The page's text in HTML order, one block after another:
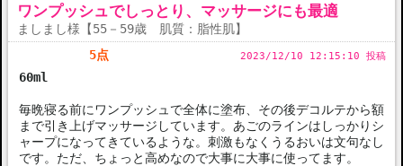
ワンプッシュでしっとり、マッサージにも最適
ましまし様【55－59歳 肌質：脂性肌】
5点
2023/12/10 12:15:10 投稿
60ml
毎晩寝る前にワンプッシュで全体に塗布、その後デコルテから額
まで引き上げマッサージしています。あごのラインはしっかりシ
ャープになってきているような。刺激もなくうるおいは文句なし
です。ただ、ちょっと高めなので大事に大事に使ってます。